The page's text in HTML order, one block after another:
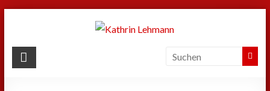
springen
Kathrin